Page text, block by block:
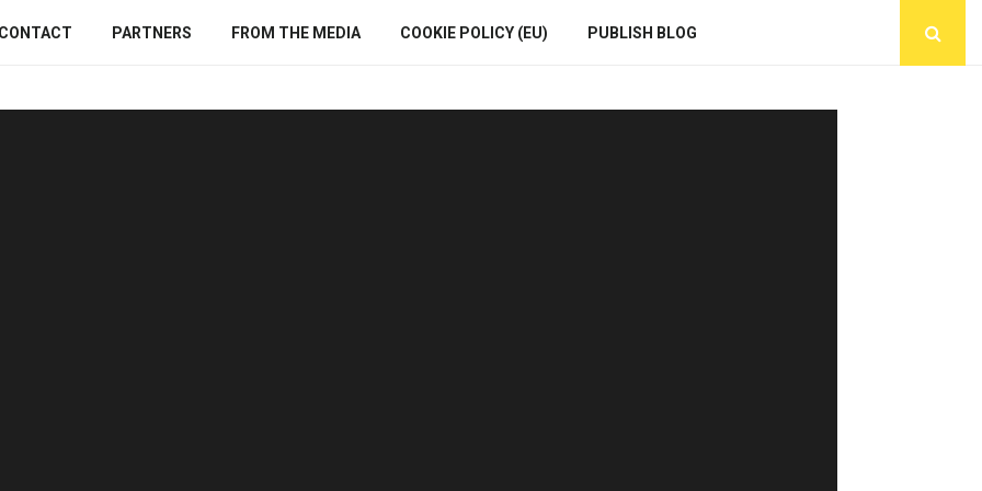
PARTNERS FROM THE MEDIA COOKIE POLICY (EU) PUBLISH BLOG